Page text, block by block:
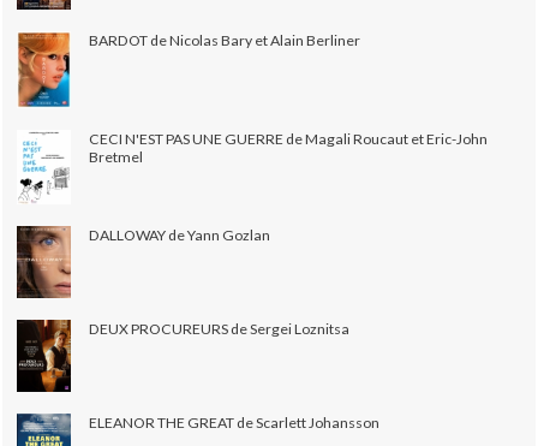
BARDOT de Nicolas Bary et Alain Berliner
CECI N'EST PAS UNE GUERRE de Magali Roucaut et Eric-John
Bretmel
DALLOWAY de Yann Gozlan
DEUX PROCUREURS de Sergei Loznitsa
ELEANOR THE GREAT de Scarlett Johansson